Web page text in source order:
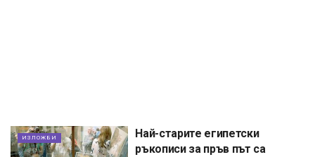
ИЗЛОЖБИ
Най-старите египетски
ръкописи за пръв път са